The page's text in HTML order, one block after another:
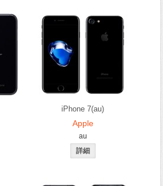
iPhone 7(au)
Apple
au